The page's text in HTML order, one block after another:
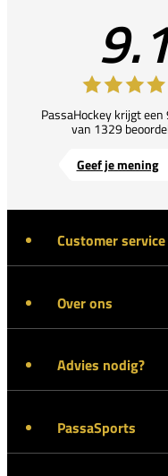
PassaHockey krijgt een
van 1329
Geef je mening
Customer service
Over ons
Advies nodig?
PassaSports